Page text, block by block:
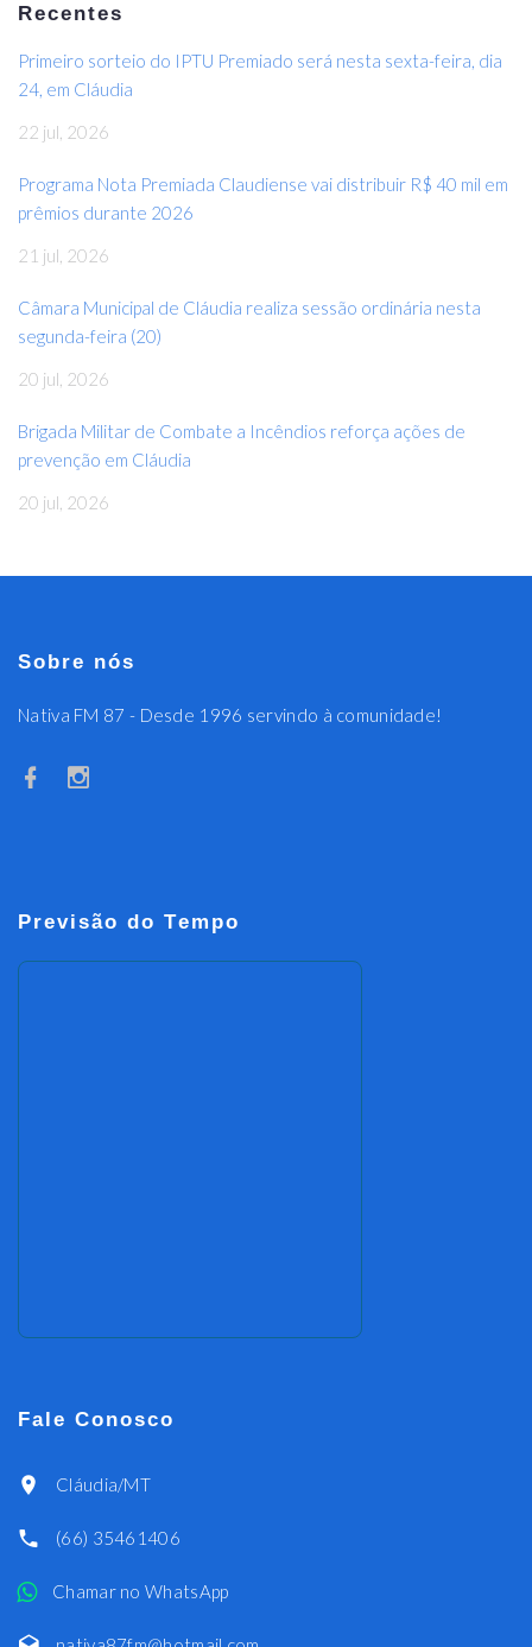
Recentes
Primeiro sorteio do IPTU Premiado será nesta sexta-feira, dia
24, em Cláudia
22 jul, 2026
Programa Nota Premiada Claudiense vai distribuir R$ 40 mil em
prêmios durante 2026
21 jul, 2026
Câmara Municipal de Cláudia realiza sessão ordinária nesta
segunda-feira (20)
20 jul, 2026
Brigada Militar de Combate a Incêndios reforça ações de
prevenção em Cláudia
20 jul, 2026
Sobre nós
Nativa FM 87 - Desde 1996 servindo à comunidade!
Previsão do Tempo
Fale Conosco
Cláudia/MT
(66) 35461406
Chamar no WhatsApp